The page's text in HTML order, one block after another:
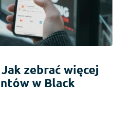
zebrać więcej
w Black